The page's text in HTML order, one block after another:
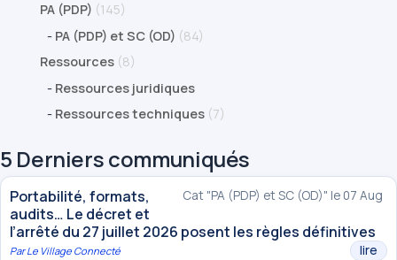
PA (PDP) (145)
- PA (PDP) et SC (OD) (84)
Ressources (8)
- Ressources juridiques
- Ressources techniques (7)
5 Derniers communiqués
Cat "PA (PDP) et SC (OD)" le 07 Aug
Portabilité, formats,
audits… Le décret et
l’arrêté du 27 juillet 2026 posent les règles définitives
lire
ParLe Village Connecté